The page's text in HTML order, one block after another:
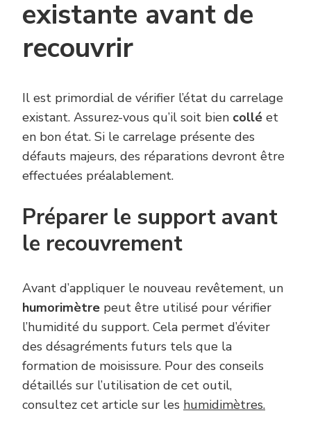
existante avant de
recouvrir
Il est primordial de vérifier l’état du carrelage
existant. Assurez-vous qu’il soit bien collé et
en bon état. Si le carrelage présente des
défauts majeurs, des réparations devront être
effectuées préalablement.
Préparer le support avant
le recouvrement
Avant d’appliquer le nouveau revêtement, un
humorimètre peut être utilisé pour vérifier
l’humidité du support. Cela permet d’éviter
des désagréments futurs tels que la
formation de moisissure. Pour des conseils
détaillés sur l’utilisation de cet outil,
consultez cet article sur les humidimètres.